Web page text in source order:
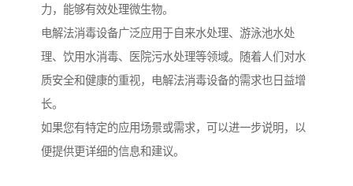
力，能够有效处理微生物。
电解法消毒设备广泛应用于自来水处理、游泳池水处
理、饮用水消毒、医院污水处理等领域。随着人们对水
质安全和健康的重视，电解法消毒设备的需求也日益增
长。
如果您有特定的应用场景或需求，可以进一步说明，以
便提供更详细的信息和建议。